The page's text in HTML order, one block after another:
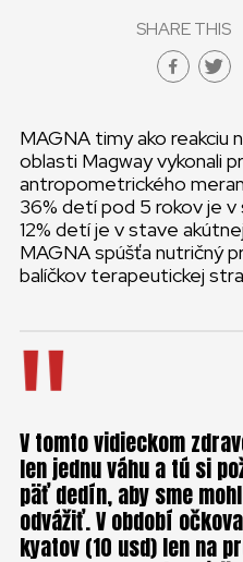
SHARE THIS
MAGNA timy ako reakciu
oblasti Magway vykonali
antropometrického
36% detí pod 5 rokov je
12% detí je v stave
MAGNA spúšťa nutričný
balíčkov terapeutickej
V tomto vidieckom
len jednu váhu a tú si
päť dedín, aby sme
odvážiť. V období
kyatov (10 usd) len na